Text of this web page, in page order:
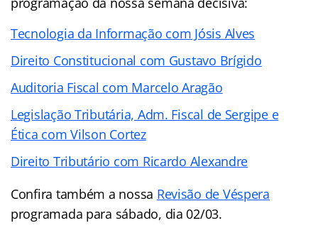
Tecnologia da Informação com Jósis Alves
Direito Constitucional com Gustavo Brígido
Auditoria Fiscal com Marcelo Aragão
Legislação Tributária, Adm. Fiscal de Sergipe e
Ética com Vilson Cortez
Direito Tributário com Ricardo Alexandre
Confira também a nossa Revisão de Véspera
programada para sábado, dia 02/03.